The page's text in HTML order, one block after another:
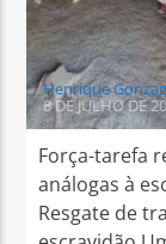
Henrique
8 DE JULHO DE
Força-tarefa
análogas à
Resgate de